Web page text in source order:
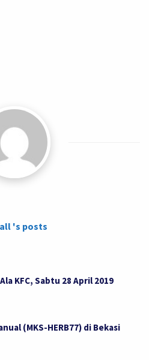
's posts
KFC, Sabtu 28 April 2019
(MKS-HERB77) di Bekasi